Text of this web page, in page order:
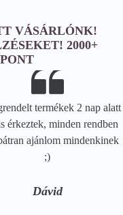
VÁSÁRLÓNK!
2000+
termékek 2 nap alatt
érkeztek, minden rendben
ajánlom mindenkinek
;)
Dávid